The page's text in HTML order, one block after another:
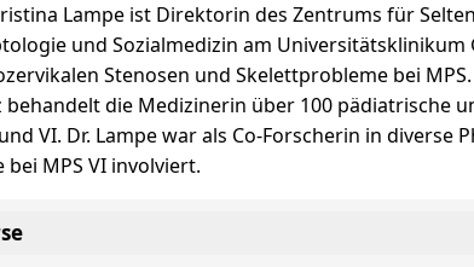
Neurologie
Pneumologie
Lampe ist Direktorin des Zentrums für
und Sozialmedizin am
Stenosen und Skelettprobleme bei
behandelt die Medizinerin über 100 pädiatrische
VI. Dr. Lampe war als Co-Forscherin in diverse
bei MPS VI involviert.